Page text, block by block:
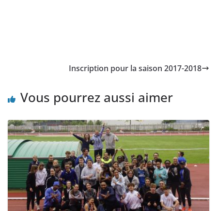
Inscription pour la saison 2017-2018
Vous pourrez aussi aimer